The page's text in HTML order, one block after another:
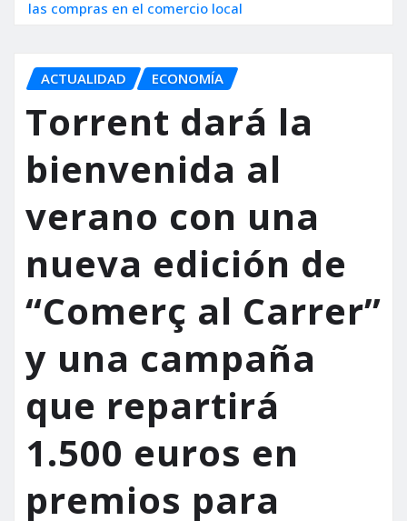
las compras en el comercio local
ACTUALIDAD ECONOMÍA
Torrent dará la
bienvenida al
verano con una
nueva edición de
“Comerç al Carrer”
y una campaña
que repartirá
1.500 euros en
premios para